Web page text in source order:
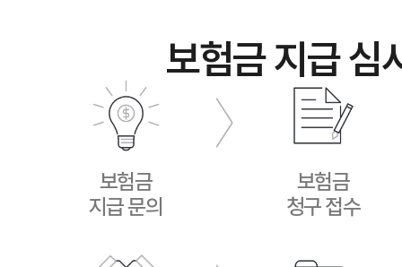
보험금 지급 심
보험금
지급 문의
보험금
청구 접수